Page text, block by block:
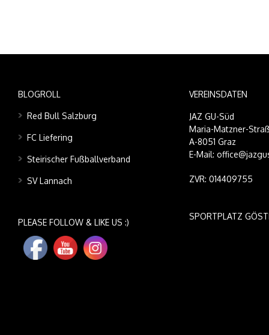
BLOGROLL
Red Bull Salzburg
FC Liefering
Steirischer Fußballverband
SV Lannach
PLEASE FOLLOW & LIKE US :)
VEREINSDATEN
JAZ GU-Süd
Maria-Matzner-
A-8051 Graz
E-Mail:
ZVR: 014409755
SPORTPLATZ